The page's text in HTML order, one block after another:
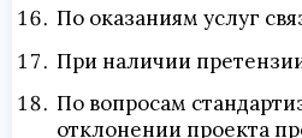
По оказаниям услуг
При наличии
По вопросам
отклонении проекта